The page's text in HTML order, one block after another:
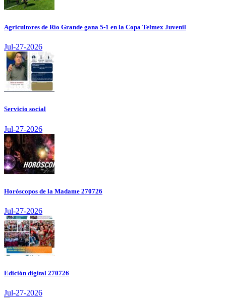
Agricultores de Río Grande gana 5-1 en la Copa Telmex Juvenil
Jul-27-2026
Servicio social
Jul-27-2026
Horóscopos de la Madame 270726
Jul-27-2026
Edición digital 270726
Jul-27-2026